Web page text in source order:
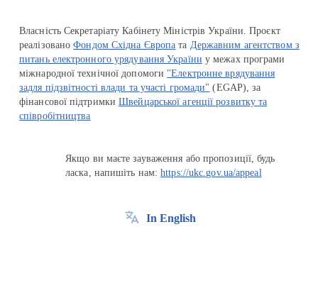
Власність Секретаріату Кабінету Міністрів України. Проєкт
реалізованоФондом Східна Європа та Державним агентством з
питань електронного урядування України у межах програми
міжнародної технічної допомоги "Електронне врядування
задля підзвітності влади та участі громади" (EGAP), за
фінансової підтримкиШвейцарської агенції розвитку та
співробітництва
Якщо ви маєте зауваження або пропозиції, будь
ласка, напишіть нам:https://ukc.gov.ua/appeal
In English